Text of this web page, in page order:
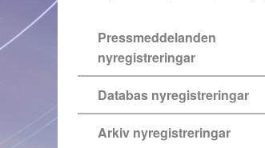
Pressmeddelanden
nyregistreringar
Databas nyregistreringar
Arkiv nyregistreringar